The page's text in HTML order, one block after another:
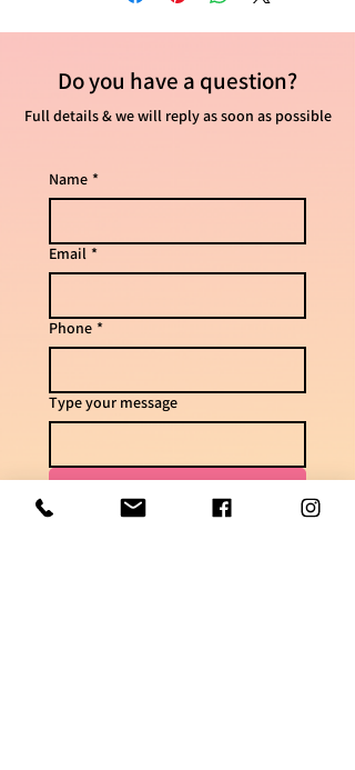
38 - 24 ס"מ
40 - 25 וחצי ס"מ
Do you have a question?
Full details & we will reply as soon as possible
Name *
Email *
Phone *
Type your message